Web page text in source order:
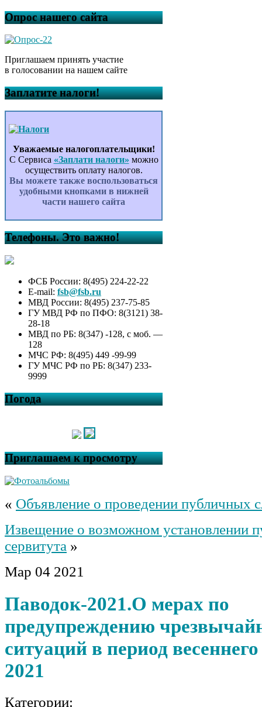
Опрос нашего сайта
Приглашаем принять участие
в голосовании на нашем сайте
Заплатите налоги!
Уважаемые налогоплательщики!
С Сервиса «Заплати налоги» можно
осуществить оплату налогов.
Вы можете также воспользоваться
удобными кнопками в нижней
части нашего сайта
Телефоны. Это важно!
ФСБ России: 8(495) 224-22-22
E-mail: fsb@fsb.ru
МВД России: 8(495) 237-75-85
ГУ МВД РФ по ПФО: 8(3121) 38-
28-18
МВД по РБ: 8(347) -128, с моб. —
128
МЧС РФ: 8(495) 449 -99-99
ГУ МЧС РФ по РБ: 8(347) 233-
9999
Погода
Приглашаем к просмотру
« Объявление о проведении публичных
Извещение о возможном установлении
сервитута »
Мар 04 2021
Паводок-2021.О мерах по
предупреждению
ситуаций в период
2021
Категории: